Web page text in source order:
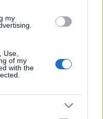
my
Use,
of my
with the
York Times
című regénynek,
Megtudjuk
azóta, hogy
a semmiből